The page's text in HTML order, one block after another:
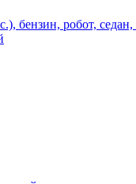
бензин, робот,